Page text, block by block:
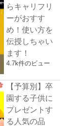
らキャリフリ
ーがおすす
め！使い方を
伝授しちゃい
ます！
4.7k件のビュー
【予算別】卒
園する子供に
プレゼントす
る人気の品